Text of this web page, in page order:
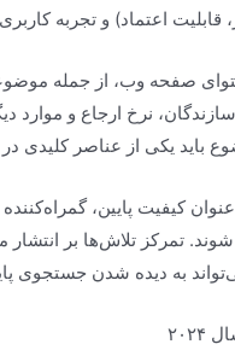
قابلیت اعتماد) و تجربه
صفحه وب، از جمله
نرخ ارجاع و موارد
باید یکی از عناصر کلیدی
کیفیت پایین،
تمرکز تلاش‌ها بر انتشار
به دیده شدن جستجوی